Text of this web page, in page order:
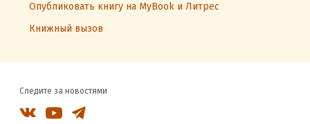
Опубликовать книгу на MyBook и Литрес
Книжный вызов
Следите за новостями